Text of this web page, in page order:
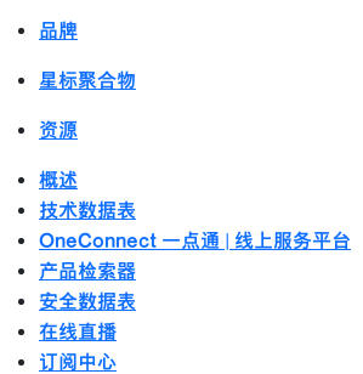
品牌
星标聚合物
资源
概述
技术数据表
OneConnect 一点通 | 线上服务平台
产品检索器
安全数据表
在线直播
订阅中心